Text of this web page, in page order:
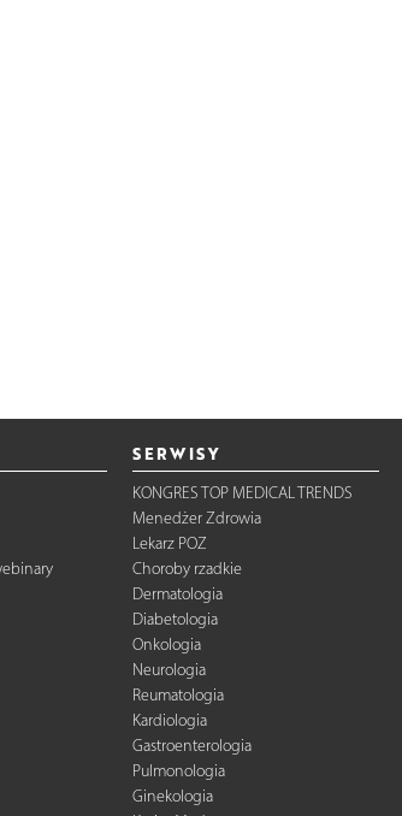
SERWISY
KONGRES TOP MEDICAL TRENDS
Menedżer Zdrowia
Lekarz POZ
Choroby rzadkie
Dermatologia
Diabetologia
Onkologia
Neurologia
Reumatologia
Kardiologia
Gastroenterologia
Pulmonologia
Ginekologia